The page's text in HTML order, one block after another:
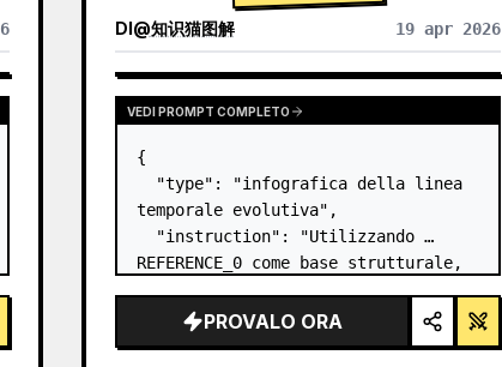
DI@知识猫图解 19 apr 2026
VEDI PROMPT COMPLETO
{
  "type": "infografica della linea
temporale evolutiva",
  "instruction": "Utilizzando
REFERENCE_0 come base strutturale,
piatto in un'infografica 3D
altamente realistica. Sostituisci
PROVALO ORA